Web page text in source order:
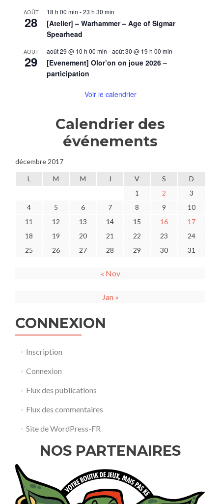
AOÛT
28
18 h 00 min -23 h 30 min
[Atelier] – Warhammer – Age of Sigmar
Spearhead
AOÛT
29
août 29 @ 10 h 00 min -août 30 @ 19 h 00 min
[Evenement] Olor’on on joue 2026 –
participation
Voir le calendrier
Calendrier des
événements
décembre 2017
L M M J V S
D
1
2
3
4
5 6 7 8 9
10
11
12 13 14 15 16
17
18
19 20 21 22 23
24
25
26 27 28 29 30 31
« Nov
Jan »
CONNEXION
Inscription
Connexion
Flux des publications
Flux des commentaires
Site de WordPress-FR
NOS PARTENAIRES